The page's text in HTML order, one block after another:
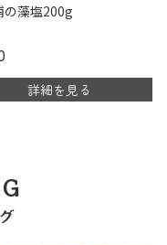
の藻塩200g
詳細を見る